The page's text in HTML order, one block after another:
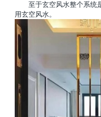
至于玄空风水整个系统
用玄空风水。